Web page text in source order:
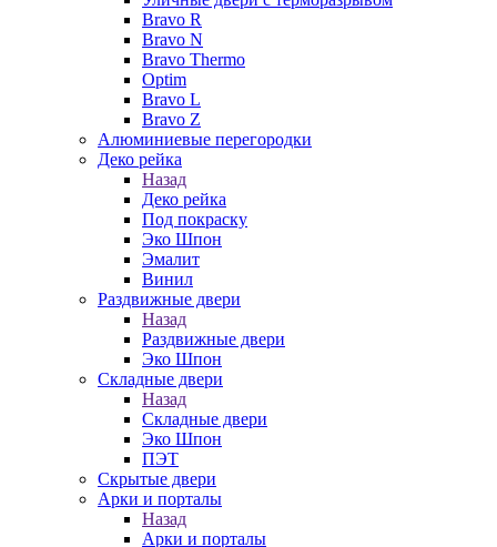
Bravo R
Bravo N
Bravo Thermo
Optim
Bravo L
Bravo Z
Алюминиевые перегородки
Деко рейка
Назад
Деко рейка
Под покраску
Эко Шпон
Эмалит
Винил
Раздвижные двери
Назад
Раздвижные двери
Эко Шпон
Складные двери
Назад
Складные двери
Эко Шпон
ПЭТ
Скрытые двери
Арки и порталы
Назад
Арки и порталы